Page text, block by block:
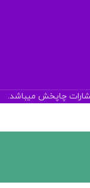
چاپخش میباشد.